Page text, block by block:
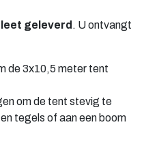
geleverd . U ontvangt
de 3x10,5 meter tent
om de tent stevig te
tegels of aan een boom